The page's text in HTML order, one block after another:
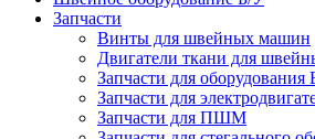
Запчасти
Винты для швейных машин
Двигатели ткани для
Запчасти для
Запчасти для
Запчасти для ПШМ